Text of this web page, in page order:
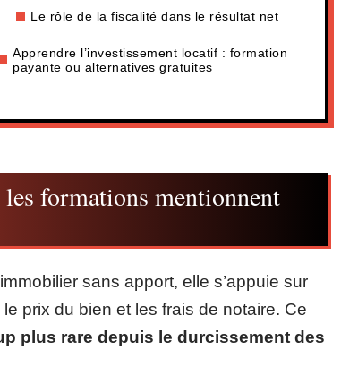
Le rôle de la fiscalité dans le résultat net
Apprendre l’investissement locatif : formation
payante ou alternatives gratuites
formations mentionnent
sans apport, elle s’appuie sur
prix du bien et les frais de notaire. Ce
plus rare depuis le durcissement des